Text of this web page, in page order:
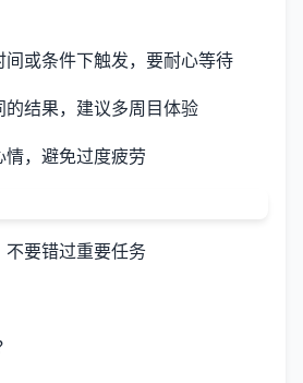
间或条件下触发，要耐心等待
结果，建议多周目体验
，避免过度疲劳
不要错过重要任务